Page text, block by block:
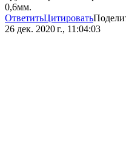
0,6мм.
ОтветитьЦитировать
26 дек. 2020 г., 11:04:03